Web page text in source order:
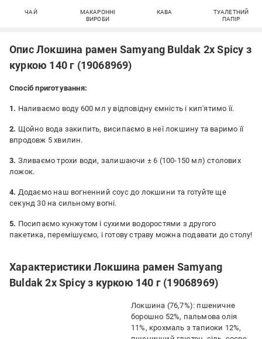
ЧАЙ
МАКАРОННІ
ВИРОБИ
КАВА
ТУАЛЕТНИЙ
ПАПІР
Опис Локшина рамен Samyang Buldak 2x Spicy з
куркою 140 г (19068969)
Спосіб приготування:
1. Наливаємо воду 600 мл у відповідну ємність і кип'ятимо її.
2. Щойно вода закипить, висипаємо в неї локшину та варимо її
впродовж 5 хвилин.
3. Зливаємо трохи води, залишаючи ± 6 (100-150 мл) столових
ложок.
4. Додаємо наш вогненний соус до локшини та готуйте ще
секунд 30 на сильному вогні.
5. Посипаємо кунжутом і сухими водоростями з другого
пакетика, перемішуємо, і готову страву можна подавати до столу!
Характеристики Локшина рамен Samyang
Buldak 2x Spicy з куркою 140 г (19068969)
Локшина (76,7%): пшеничне
борошно 52%, пальмова олія
11%, крохмаль з тапиоки 12%,